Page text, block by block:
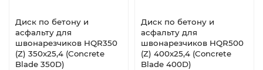
Диск по бетону и
асфальту для
швонарезчиков HQR350
(Z) 350x25,4 (Concrete
Blade 350D)
Диск по бетону и
асфальту для
швонарезчиков HQR500
(Z) 400x25,4 (Concrete
Blade 400D)